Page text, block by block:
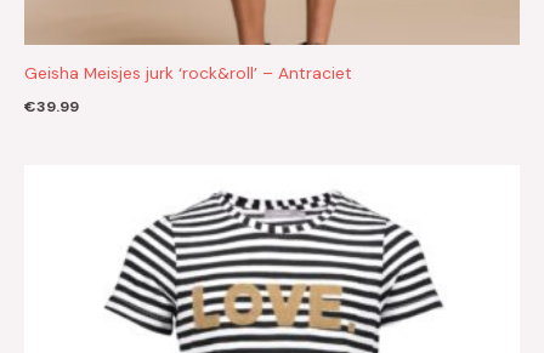
Geisha Meisjes jurk ‘rock&roll’ – Antraciet
€39.99